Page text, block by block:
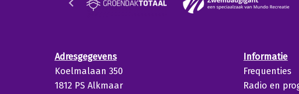
Adresgegevens
Koelmalaan 350
1812 PS Alkmaar
Informatie
Frequenties
Radio en